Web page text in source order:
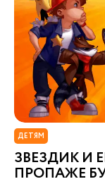
ДЕТЯМ
ЗВЕЗДИК И
ПРОПАЖЕ